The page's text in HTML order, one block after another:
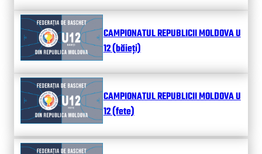
CAMPIONATUL REPUBLICII MOLDOVA U
12 (băieți)
CAMPIONATUL REPUBLICII MOLDOVA U
12 (fete)